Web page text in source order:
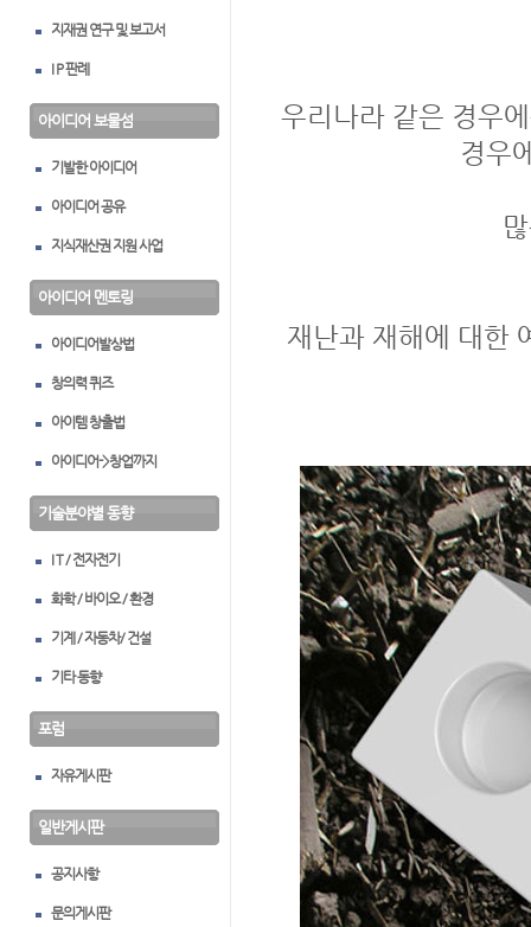
지재권 연구 및 보고서
I P 판례
아이디어 보물섬
기발한 아이디어
아이디어 공유
지식재산권 지원 사업
아이디어 멘토링
아이디어발상법
창의력 퀴즈
아이템 창출법
아이디어->창업까지
기술분야별 동향
I T / 전자전기
화학 / 바이오 / 환경
기계 / 자동차/ 건설
기타 동향
포럼
자유게시판
일반게시판
공지사항
문의게시판
우리나라 같은 경우
경우
재난과 재해에 대한